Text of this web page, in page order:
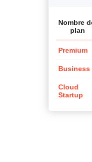
Nombre
plan
Premium
Business
Cloud
Startup